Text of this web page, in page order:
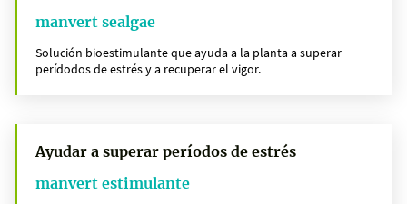
manvert sealgae
Solución bioestimulante que ayuda a la planta a superar
perídodos de estrés y a recuperar el vigor.
Ayudar a superar períodos de estrés
manvert estimulante